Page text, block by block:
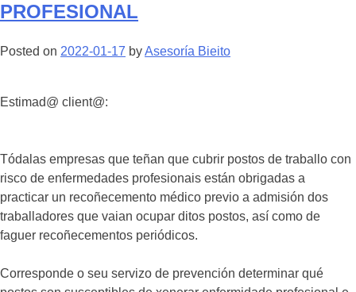
PROFESIONAL
Posted on 2022-01-17 byAsesoría Bieito
Estimad@ client@:
Tódalas empresas que teñan que cubrir postos de traballo con
risco de enfermedades profesionais están obrigadas a
practicar un recoñecemento médico previo a admisión dos
traballadores que vaian ocupar ditos postos, así como de
faguer recoñecementos periódicos.
Corresponde o seu servizo de prevención determinar qué